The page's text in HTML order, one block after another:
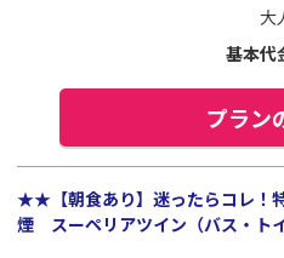
大
基本代
プラン
★★【朝食あり】迷ったらコレ！
煙 スーペリアツイン（バス・ト